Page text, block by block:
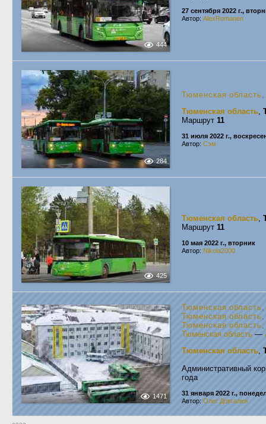
444
27 сентября 2022 г.,
Автор: AlexRomanen
284
Тюменская область
Тюменская область,
Маршрут 11
31 июля 2022 г.,
Автор: Сэм
425
Тюменская область,
Маршрут 11
10 мая 2022 г., вторник
Автор: Nikola2000
1471
Тюменская область
Тюменская область,
Тюменская область,
Тюменская область —
Тюменская область,
Административный
года
31 января 2022 г.,
Автор: Олег Довгалюк